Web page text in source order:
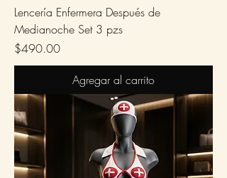
Lencería Enfermera Después de
Medianoche Set 3 pzs
Precio
$490.00
Agregar al carrito